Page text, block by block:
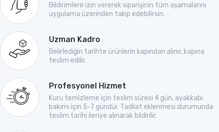
Bildirimlere izin vererek siparişinin tüm aşamalarını
uygulama üzerinden takip edebilirsin.
Uzman Kadro
Belirlediğin tarihte ürünlerin kapından alınır, kapına
teslim edilir.
Profesyonel Hizmet
Kuru temizleme için teslim süresi 4 gün, ayakkabı
bakımı için 5-7 gündür. Tadilat eklenmesi durumunda
teslim tarihi ileriye alınarak bildirilir.